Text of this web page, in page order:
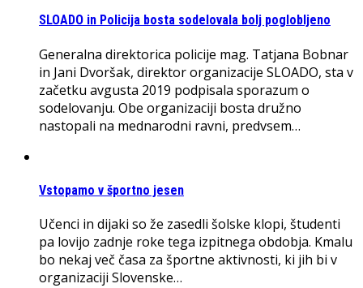
SLOADO in Policija bosta sodelovala bolj poglobljeno
Generalna direktorica policije mag. Tatjana Bobnar
in Jani Dvoršak, direktor organizacije SLOADO, sta v
začetku avgusta 2019 podpisala sporazum o
sodelovanju. Obe organizaciji bosta družno
nastopali na mednarodni ravni, predvsem…
Vstopamo v športno jesen
Učenci in dijaki so že zasedli šolske klopi, študenti
pa lovijo zadnje roke tega izpitnega obdobja. Kmalu
bo nekaj več časa za športne aktivnosti, ki jih bi v
organizaciji Slovenske…